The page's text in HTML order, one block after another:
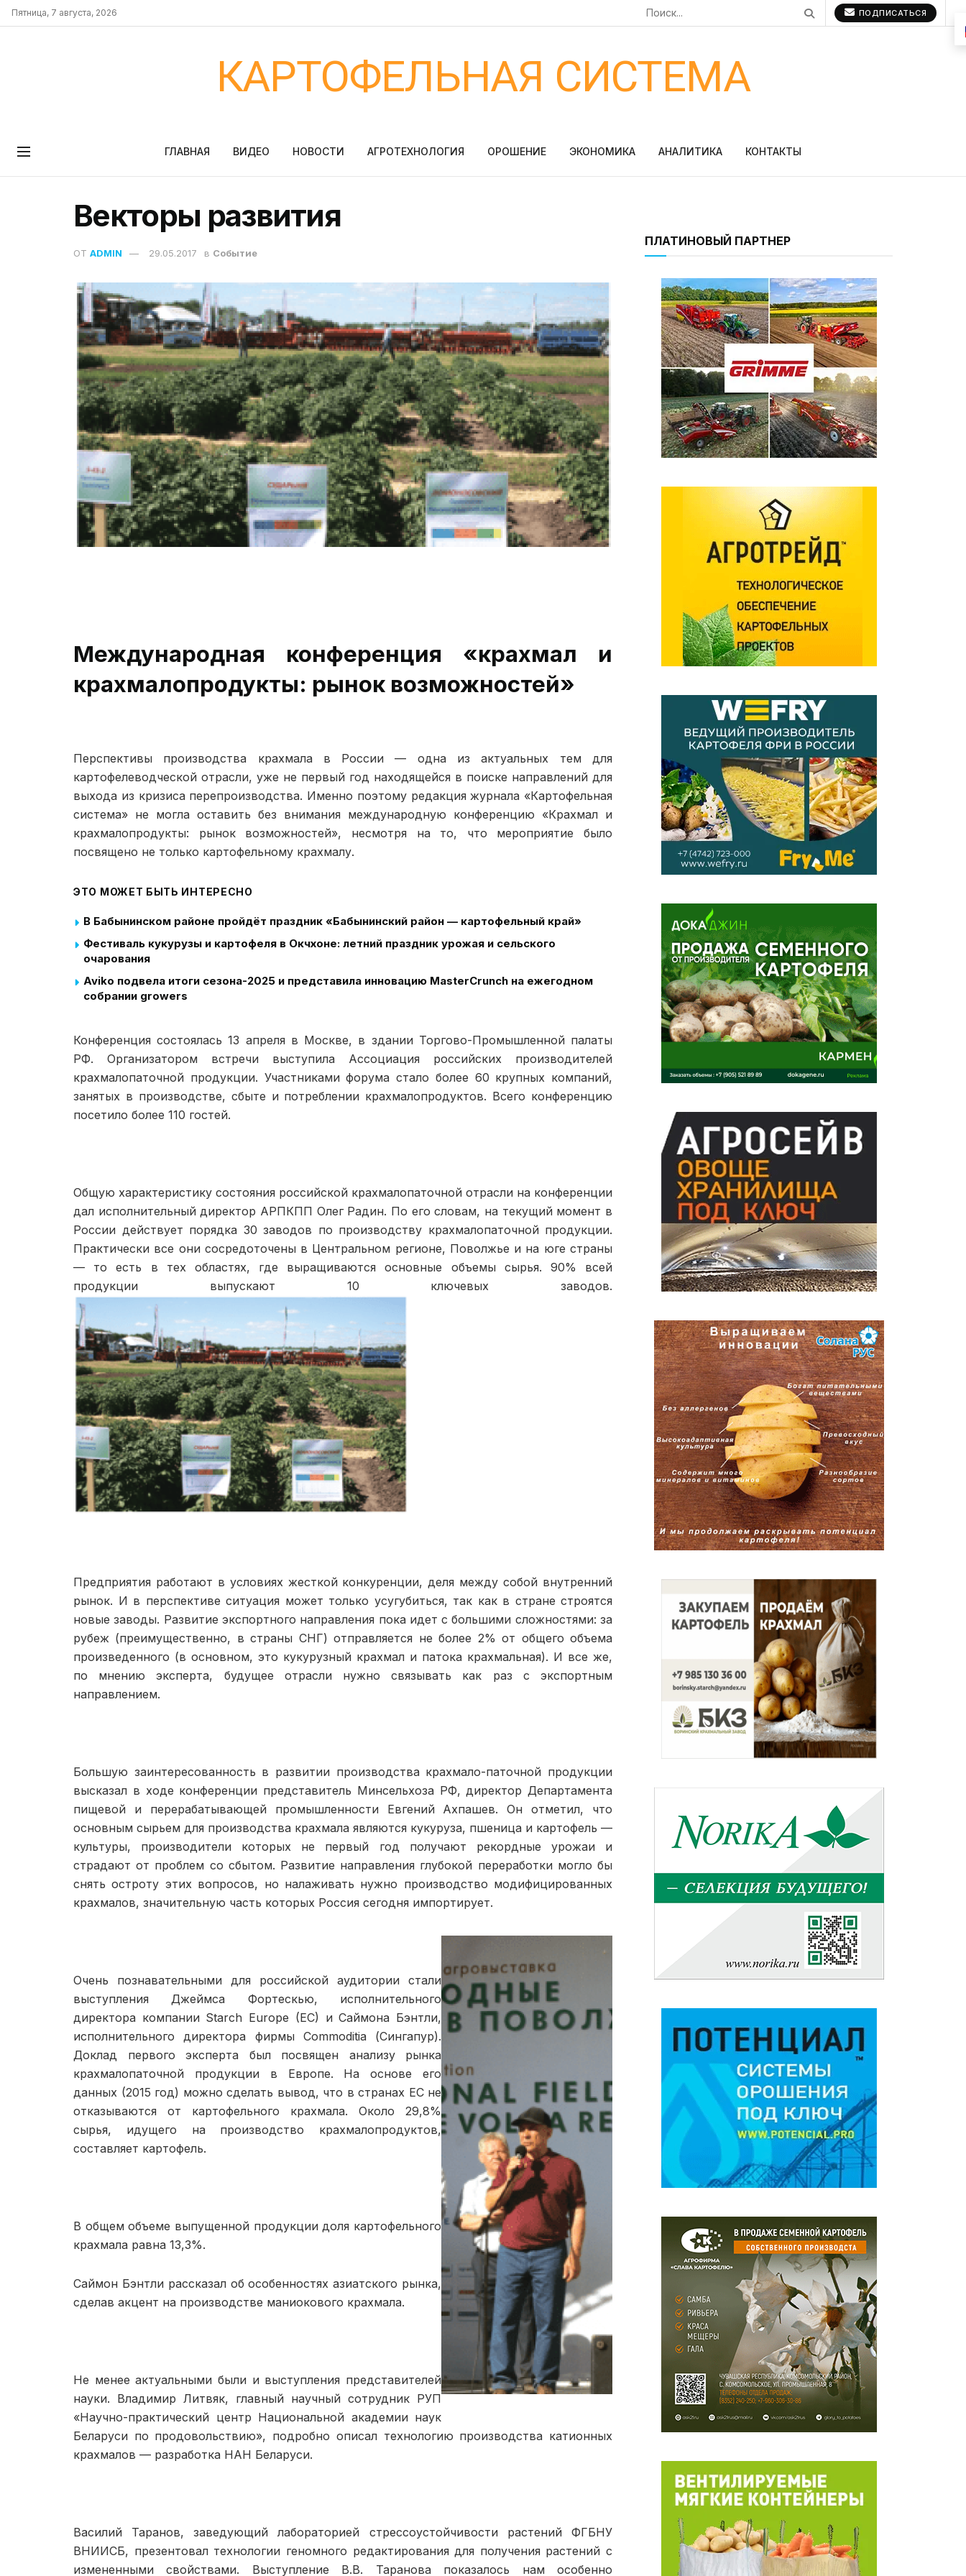
Пятница, 7 августа, 2026 ПОДПИСАТЬСЯ
КАРТОФЕЛЬНАЯ СИСТЕМА
ГЛАВНАЯ ВИДЕО НОВОСТИ АГРОТЕХНОЛОГИЯ ОРОШЕНИЕ ЭКОНОМИКА АНАЛИТИКА КОНТАКТЫ
Векторы развития
ОТ ADMIN 29.05.2017 в Событие
Международная конференция «крахмал и
крахмалопродукты: рынок возможностей»
Перспективы производства крахмала в России — одна из актуальных тем для
картофелеводческой отрасли, уже не первый год находящейся в поиске направлений для
выхода из кризиса перепроизводства. Именно поэтому редакция журнала «Картофельная
система» не могла оставить без внимания международную конференцию «Крахмал и
крахмалопродукты: рынок возможностей», несмотря на то, что мероприятие было
посвящено не только картофельному крахмалу.
ЭТО МОЖЕТ БЫТЬ ИНТЕРЕСНО
В Бабынинском районе пройдёт праздник «Бабынинский район — картофельный край»
Фестиваль кукурузы и картофеля в Окчхоне: летний праздник урожая и сельского
очарования
Aviko подвела итоги сезона-2025 и представила инновацию MasterCrunch на ежегодном
собрании growers
Конференция состоялась 13 апреля в Москве, в здании Тор­гово-Промышленной палаты
РФ. Организатором встречи выступила Ассоциация российских производи­телей
крахмалопаточной продукции. Участниками форума стало более 60 крупных компаний,
занятых в произ­водстве, сбыте и потреблении крахмалопродуктов. Всего конференцию
посетило более 110 гостей.
Общую характеристику состоя­ния российской крахмалопаточной отрасли на конференции
дал испол­нительный директор АРПКПП Олег Радин. По его словам, на текущий момент в
России действует порядка 30 заводов по производству крахмалопаточной продукции.
Практически все они сосредоточены в Централь­ном регионе, Поволжье и на юге страны
— то есть в тех областях, где выращиваются основные объемы сырья. 90% всей
продукции выпуска­ют 10 ключевых заводов.
Предприятия работают в услови­ях жесткой конкуренции, деля между собой внутренний
рынок. И в пер­спективе ситуация может только усу­губиться, так как в стране строятся
новые заводы. Развитие экспортного направления пока идет с большими сложностями: за
рубеж (преимуще­ственно, в страны СНГ) отправляется не более 2% от общего объема
про­изведенного (в основном, это куку­рузный крахмал и патока крахмаль­ная). И все же,
по мнению эксперта, будущее отрасли нужно связывать как раз с экспортным
направлением.
Большую заинтересованность в развитии производства крахмало-паточной продукции
высказал в ходе конференции представитель Минсельхоза РФ, директор Департамен­та
пищевой и перерабатывающей промышленности Евгений Ахпашев. Он отметил, что
основным сырьем для производства крахмала являют­ся кукуруза, пшеница и картофель —
культуры, производители которых не первый год получают рекордные уро­жаи и
страдают от проблем со сбы­том. Развитие направления глубокой переработки могло бы
снять остроту этих вопросов, но налаживать нужно производство модифицированных
крахмалов, значительную часть ко­торых Россия сегодня импортирует.
Очень познавательными для рос­сийской аудитории стали
выступления Джеймса Фортескью, исполнительно­го
директора компании Starch Europe (EC) и Саймона Бэнтли,
исполнитель­ного директора фирмы Commoditia (Сингапур).
Доклад первого эксперта был посвящен анализу рынка
крахма­лопаточной продукции в Европе. На основе его
данных (2015 год) можно сделать вывод, что в странах EC не
отказываются от картофельного крах­мала. Около 29,8%
сырья, идущего на производство крахмалопродуктов,
составляет картофель.
В общем объеме выпущенной продукции доля картофельного
крах­мала равна 13,3%.
Саймон Бэнтли рассказал об осо­бенностях азиатского рынка,
сделав акцент на производстве маниокового крахмала.
Не менее актуальными были и выступления представителей
науки. Владимир Литвяк, главный научный сотрудник РУП
«Научно-практиче­ский центр Национальной академии наук
Беларуси по продовольствию», подробно описал технологию произ­водства катионных
крахмалов — раз­работка НАН Беларуси.
Василий Таранов, заведующий лабораторией стрессоустойчивости растений ФГБНУ
ВНИИСБ, презен­товал технологии геномного редак­тирования для получения растений с
измененными свойствами. Высту­пление В.В. Таранова показалось нам особенно
ПЛАТИНОВЫЙ ПАРТНЕР